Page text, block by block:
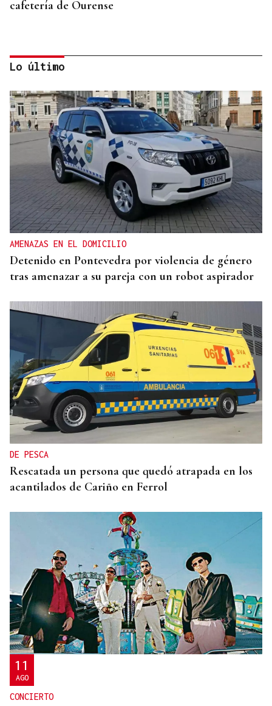
cafetería de Ourense
BLOQUEO DEL SUMINISTRO
La sequía y el bum poblacional fuerzan ya cortes
de agua nocturnos en la provincia de Ourense
Lo último
AMENAZAS EN EL DOMICILIO
Detenido en Pontevedra por violencia de género
tras amenazar a su pareja con un robot aspirador
DE PESCA
Rescatada un persona que quedó atrapada en los
acantilados de Cariño en Ferrol
11
AGO
CONCIERTO